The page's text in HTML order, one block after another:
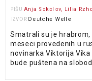
PIŠU Anja Sokolov, Lilia
IZVOR Deutche Welle
Smatrali su je
meseci provedenih u
novinarka Viktorija
bude puštena na